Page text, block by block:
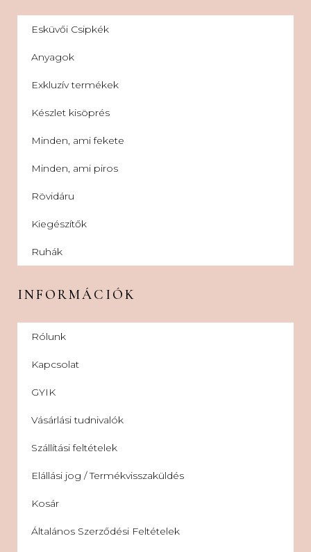
Esküvői Csipkék
Anyagok
Exkluzív termékek
Készlet kisöprés
Minden, ami fekete
Minden, ami piros
Rövidáru
Kiegészítők
Ruhák
INFORMÁCIÓK
Rólunk
Kapcsolat
GYIK
Vásárlási tudnivalók
Szállítási feltételek
Elállási jog / Termékvisszaküldés
Kosár
Általános Szerződési Feltételek